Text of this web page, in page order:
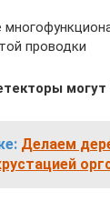
проводки
могут
Делаем